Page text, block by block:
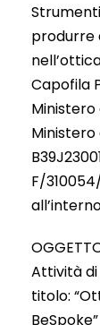
produrre
Capofila
Ministero
F/
Attività
titolo: